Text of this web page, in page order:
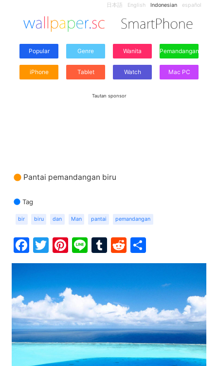
日本語 English Indonesian español
Popular Genre Wanita Pemandangan
iPhone Tablet Watch Mac PC
Tautan sponsor
Pantai pemandangan biru
Tag
bir biru dan Man pantai pemandangan
Facebook
Twitter
Pinterest
LineTumblr
Reddit